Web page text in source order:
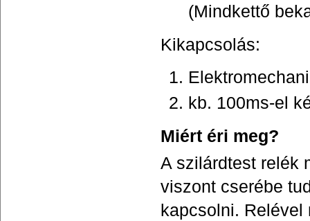
(Mindkettő
Kikapcsolás:
kb. 100ms-el
Miért éri meg?
A szilárdtest relék
viszont cserébe
kapcsolni. Relével